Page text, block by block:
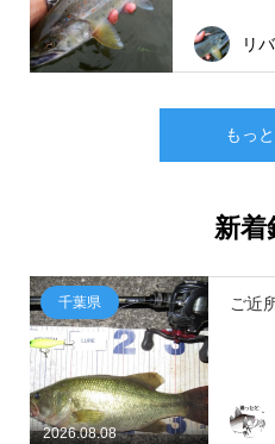
リ
もっ
新着
2026.08.08
千葉県 ご近